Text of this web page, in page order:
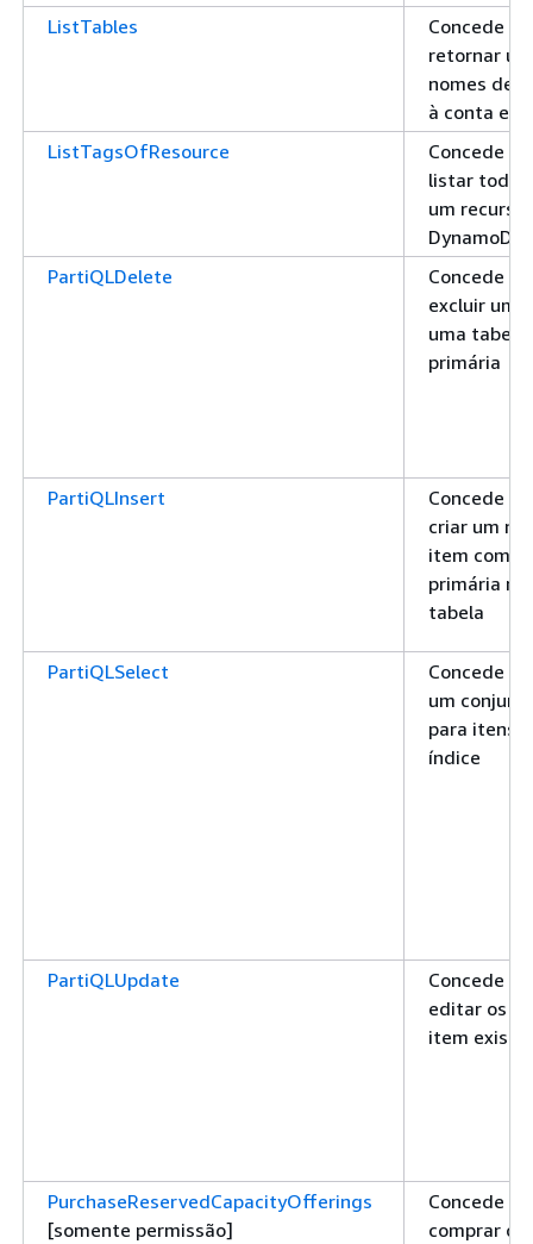
ListTables
Concede
retornar
nomes de
à conta e
ListTagsOfResource
Concede
listar
um recurso
DynamoDB
PartiQLDelete
Concede
excluir um
uma tabela
primária
PartiQLInsert
Concede
criar um
item com a
primária
tabela
PartiQLSelect
Concede
um
para itens
índice
PartiQLUpdate
Concede
editar os
item
PurchaseReservedCapacityOfferings
[somente permissão]
Concede
comprar